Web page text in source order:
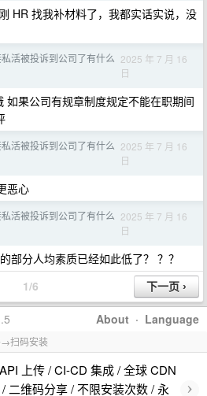
HR 找我补材料了，我都实话实说，没
活被投诉到公司了有什么 2025 年 7 月 16
日
如果公司有规章制度规定不能在职期间
活被投诉到公司了有什么 2025 年 7 月 16
日
恶心
活被投诉到公司了有什么 2025 年 7 月 16
日
部分人均素质已经如此低了？ ？？
1/6
About · Language
扫码安装
上传 / CI-CD 集成 / 全球 CDN
二维码分享 / 不限安装次数 / 永
›